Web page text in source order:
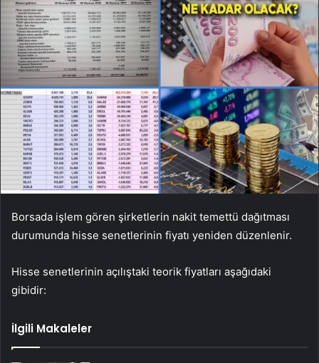
Borsada işlem gören şirketlerin nakit temettü dağıtması
durumunda hisse senetlerinin fiyatı yeniden düzenlenir.
Hisse senetlerinin açılıştaki teorik fiyatları aşağıdaki
gibidir:
İlgili Makaleler